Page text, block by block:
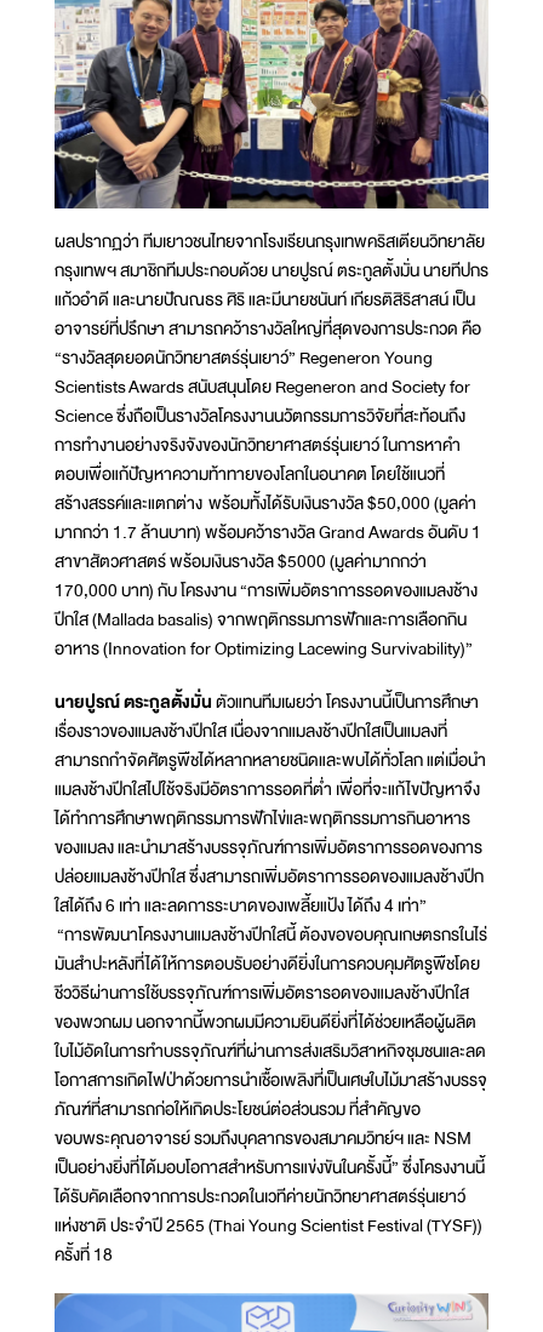
ผลปรากฏว่า ทีมเยาวชนไทยจากโรงเรียนกรุงเทพคริสเตียนวิทยาลัย
กรุงเทพฯ สมาชิกทีมประกอบด้วย นายปูรณ์ ตระกูลตั้งมั่น นายทีปกร
แก้วอำดี และนายปัณณธร ศิริ และมีนายชนันท์ เกียรติสิริสาสน์ เป็น
อาจารย์ที่ปรึกษา สามารถคว้ารางวัลใหญ่ที่สุดของการประกวด คือ
“รางวัลสุดยอดนักวิทยาสตร์รุ่นเยาว์” Regeneron Young
Scientists Awards สนับสนุนโดย Regeneron and Society for
Science ซึ่งถือเป็นรางวัลโครงงานนวัตกรรมการวิจัยที่สะท้อนถึง
การทำงานอย่างจริงจังของนักวิทยาศาสตร์รุ่นเยาว์ ในการหาคำ
ตอบเพื่อแก้ปัญหาความท้าทายของโลกในอนาคต โดยใช้แนวที่
สร้างสรรค์และแตกต่าง พร้อมทั้งได้รับเงินรางวัล $50,000 (มูลค่า
มากกว่า 1.7 ล้านบาท) พร้อมคว้ารางวัล Grand Awards อันดับ 1
สาขาสัตวศาสตร์ พร้อมเงินรางวัล $5000 (มูลค่ามากกว่า
170,000 บาท) กับ โครงงาน “การเพิ่มอัตราการรอดของแมลงช้าง
ปีกใส (Mallada basalis) จากพฤติกรรมการฟักและการเลือกกิน
อาหาร (Innovation for Optimizing Lacewing Survivability)”
นายปูรณ์ ตระกูลตั้งมั่นตัวแทนทีมเผยว่า โครงงานนี้เป็นการศึกษา
เรื่องราวของแมลงช้างปีกใส เนื่องจากแมลงช้างปีกใสเป็นแมลงที่
สามารถกำจัดศัตรูพืชได้หลากหลายชนิดและพบได้ทั่วโลก แต่เมื่อนำ
แมลงช้างปีกใสไปใช้จริงมีอัตราการรอดที่ต่ำ เพื่อที่จะแก้ไขปัญหาจึง
ได้ทำการศึกษาพฤติกรรมการฟักไข่และพฤติกรรมการกินอาหาร
ของแมลง และนำมาสร้างบรรจุภัณฑ์การเพิ่มอัตราการรอดของการ
ปล่อยแมลงช้างปีกใส ซึ่งสามารถเพิ่มอัตราการรอดของแมลงช้างปีก
ใสได้ถึง 6 เท่า และลดการระบาดของเพลี้ยแป้ง ได้ถึง 4 เท่า”
“การพัฒนาโครงงานแมลงช้างปีกใสนี้ ต้องขอขอบคุณเกษตรกรในไร่
มันสำปะหลังที่ได้ให้การตอบรับอย่างดียิ่งในการควบคุมศัตรูพืชโดย
ชีววิธีผ่านการใช้บรรจุภัณฑ์การเพิ่มอัตรารอดของแมลงช้างปีกใส
ของพวกผม นอกจากนี้พวกผมมีความยินดียิ่งที่ได้ช่วยเหลือผู้ผลิต
ใบไม้อัดในการทำบรรจุภัณฑ์ที่ผ่านการส่งเสริมวิสาหกิจชุมชนและลด
โอกาสการเกิดไฟป่าด้วยการนำเชื้อเพลิงที่เป็นเศษใบไม้มาสร้างบรรจุ
ภัณฑ์ที่สามารถก่อให้เกิดประโยชน์ต่อส่วนรวม ที่สำคัญขอ
ขอบพระคุณอาจารย์ รวมถึงบุคลากรของสมาคมวิทย์ฯ และ NSM
เป็นอย่างยิ่งที่ได้มอบโอกาสสำหรับการแข่งขันในครั้งนี้” ซึ่งโครงงานนี้
ได้รับคัดเลือกจากการประกวดในเวทีค่ายนักวิทยาศาสตร์รุ่นเยาว์
แห่งชาติ ประจำปี 2565 (Thai Young Scientist Festival (TYSF))
ครั้งที่ 18